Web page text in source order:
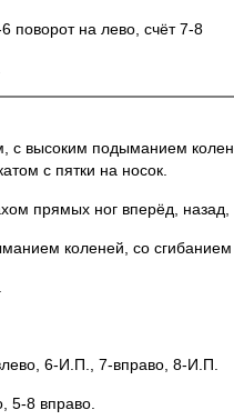
поворот на лево, счёт 7-8
с высоким подыманием
с пятки на носок.
прямых ног вперёд, назад,
коленей, со сгибанием
6-И.П., 7-вправо, 8-И.П.
5-8 вправо.